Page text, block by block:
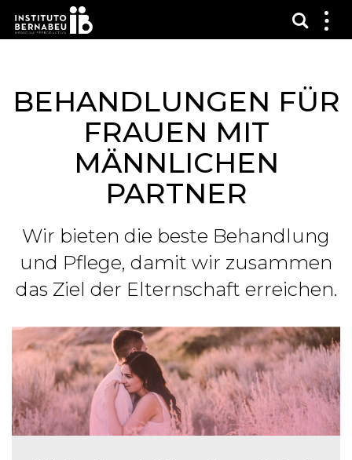
das
BEHANDLUNGEN FÜR
FRAUEN MIT
MÄNNLICHEN
PARTNER
Wir bieten die beste Behandlung
und Pflege, damit wir zusammen
das Ziel der Elternschaft erreichen.